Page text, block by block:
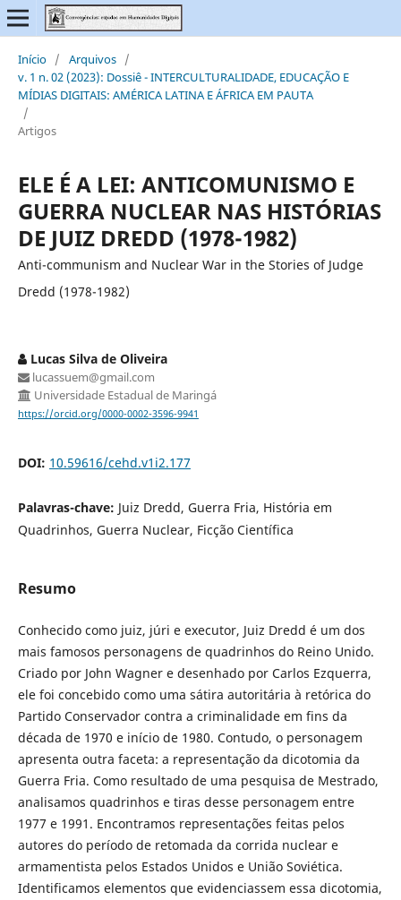
Início / Arquivos /
v. 1 n. 02 (2023): Dossiê - INTERCULTURALIDADE, EDUCAÇÃO E
MÍDIAS DIGITAIS: AMÉRICA LATINA E ÁFRICA EM PAUTA
/
Artigos
ELE É A LEI: ANTICOMUNISMO E
GUERRA NUCLEAR NAS HISTÓRIAS
DE JUIZ DREDD (1978-1982)
Anti-communism and Nuclear War in the Stories of Judge
Dredd (1978-1982)
Lucas Silva de Oliveira
lucassuem@gmail.com
Universidade Estadual de Maringá
https://orcid.org/0000-0002-3596-9941
DOI: 10.59616/cehd.v1i2.177
Palavras-chave: Juiz Dredd, Guerra Fria, História em
Quadrinhos, Guerra Nuclear, Ficção Científica
Resumo
Conhecido como juiz, júri e executor, Juiz Dredd é um dos
mais famosos personagens de quadrinhos do Reino Unido.
Criado por John Wagner e desenhado por Carlos Ezquerra,
ele foi concebido como uma sátira autoritária à retórica do
Partido Conservador contra a criminalidade em fins da
década de 1970 e início de 1980. Contudo, o personagem
apresenta outra faceta: a representação da dicotomia da
Guerra Fria. Como resultado de uma pesquisa de Mestrado,
analisamos quadrinhos e tiras desse personagem entre
1977 e 1991. Encontramos representações feitas pelos
autores do período de retomada da corrida nuclear e
armamentista pelos Estados Unidos e União Soviética.
Identificamos elementos que evidenciassem essa dicotomia,